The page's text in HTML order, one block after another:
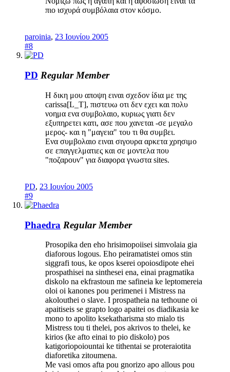
πιο ισχυρά συμβόλαια στον κόσμο.
paroinia, 23 Ιουνίου 2005
#8
PD Regular Member
Η δικη μου αποψη ειναι σχεδον ίδια με της
carissa[L_T], πιστευω οτι δεν εχει και πολυ
νοημα ενα συμβολαιο, κυριως γιατι δεν
εξυπηρετει κατι, ασε που χανεται -σε μεγαλο
μερος- και η "μαγεια" του τι θα συμβει.
Ενα συμβολαιο ειναι σιγουρα αρκετα χρησιμο
σε επαγγελματιες και σε μοντελα που
"ποζαρουν" για διαφορα γνωστα sites.
PD, 23 Ιουνίου 2005
#9
Phaedra Regular Member
Prosopika den eho hrisimopoiisei simvolaia gia
diaforous logous. Eho peiramatistei omos stin
siggrafi tous, ke opos kserei opoiosdipote ehei
prospathisei na sinthesei ena, einai pragmatika
diskolo na ekfrastoun me safineia ke leptomereia
oloi oi kanones pou perimenei i Mistress na
akolouthei o slave. I prospatheia na tethoune oi
apaitiseis se grapto logo apaitei os diadikasia ke
mono to apolito ksekatharisma sto mialo tis
Mistress tou ti thelei, pos akrivos to thelei, ke
kirios (ke afto einai to pio diskolo) pos
katigoriopoiountai ke tithentai se proteraiotita
diaforetika zitoumena.
Me vasi omos afta pou gnorizo apo allous pou